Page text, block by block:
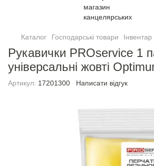
Каталог Господарські товари
Рукавички PROservice 1
універсальні жовті
Артикул: 17201300 Написати відгук